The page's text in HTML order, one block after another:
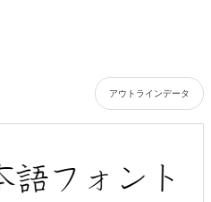
アウトラインデータ